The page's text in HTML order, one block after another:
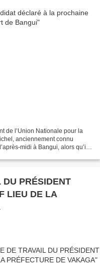
de l’Union Nationale pour la
anciennement connu
midi à Bangui, alors qu’il
DU PRÉSIDENT
LIEU DE LA